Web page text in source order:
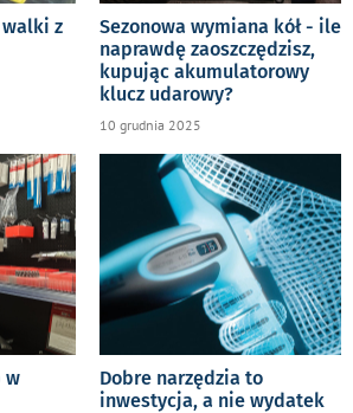
z
Sezonowa wymiana kół - ile
naprawdę zaoszczędzisz,
kupując akumulatorowy
klucz udarowy?
10 grudnia 2025
w
Dobre narzędzia to
inwestycja, a nie wydatek